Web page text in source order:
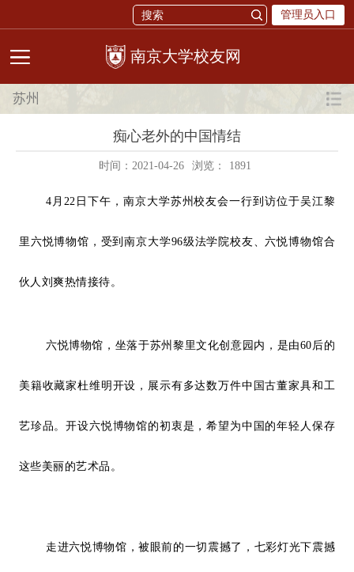
管理员入口
校友网
苏州
痴心老外的中国情结
时间：2021-04-26 浏览： 1891
4月22日下午， 南京大学苏州校友会一行到访位于吴江黎
里六悦博物馆，受到南京大学96级法学院校友、六悦博物馆合
伙人刘爽热情接待。
六悦博物馆，坐落于苏州黎里文化创意园内，是由60后的
美籍收藏家杜维明开设，展示有多达数万件中国古董家具和工
艺珍品。开设六悦博物馆的初衷是，希望为中国的年轻人保存
这些美丽的艺术品。
走进六悦博物馆，被眼前的一切震撼了，七彩灯光下震撼